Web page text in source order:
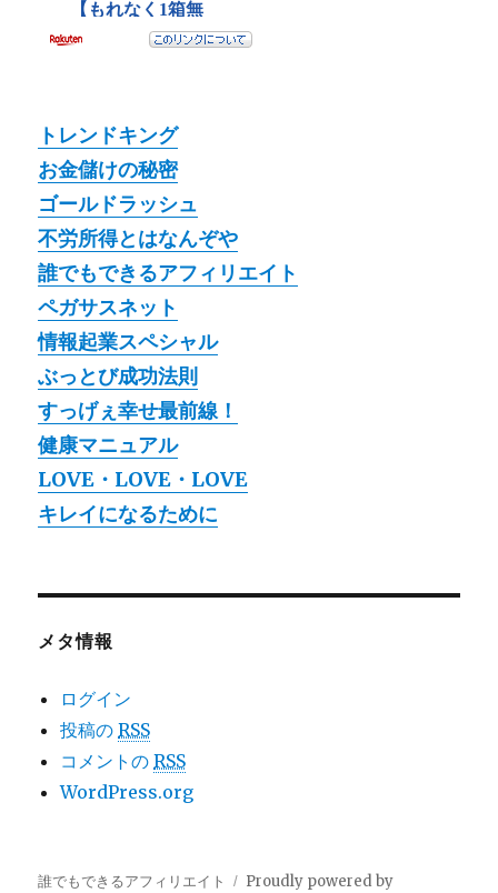
トレンドキング
お金儲けの秘密
ゴールドラッシュ
不労所得とはなんぞや
誰でもできるアフィリエイト
ペガサスネット
情報起業スペシャル
ぶっとび成功法則
すっげぇ幸せ最前線！
健康マニュアル
LOVE・LOVE・LOVE
キレイになるために
メタ情報
ログイン
投稿のRSS
コメントのRSS
WordPress.org
誰でもできるアフィリエイト Proudly powered by